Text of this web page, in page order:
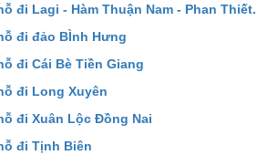
đi Lagi - Hàm Thuận Nam - Phan Thiết.
đi đảo BÌnh Hưng
đi Cái Bè Tiền Giang
đi Long Xuyên
đi Xuân Lộc Đồng Nai
đi Tịnh Biên